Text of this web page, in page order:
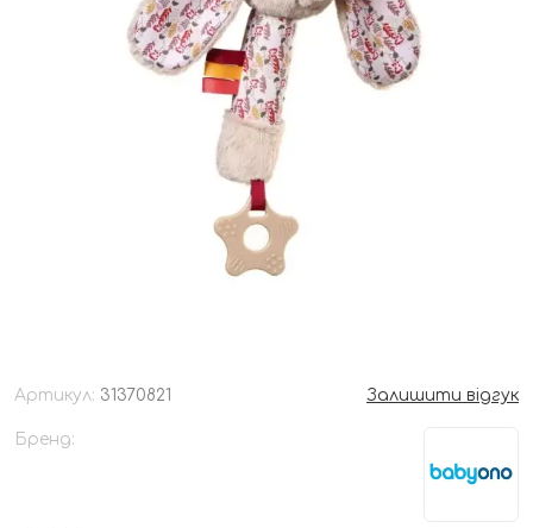
Артикул: 31370821 Залишити відгук
Бренд: